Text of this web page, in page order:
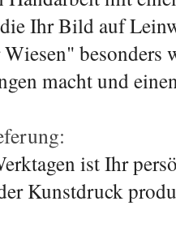
Ihr Bild auf
besonders
macht und
ist Ihr
Kunstdruck